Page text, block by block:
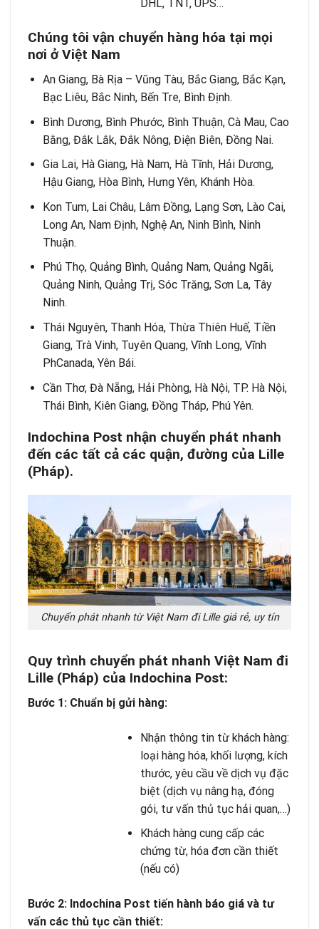
DHL, TNT, UPS…
Chúng tôi vận chuyển hàng hóa tại mọi
nơi ở Việt Nam
An Giang, Bà Rịa – Vũng Tàu, Bắc Giang, Bắc Kạn,
Bạc Liêu, Bắc Ninh, Bến Tre, Bình Định.
Bình Dương, Bình Phước, Bình Thuận, Cà Mau, Cao
Bằng, Đắk Lắk, Đắk Nông, Điện Biên, Đồng Nai.
Gia Lai, Hà Giang, Hà Nam, Hà Tĩnh, Hải Dương,
Hậu Giang, Hòa Bình, Hưng Yên, Khánh Hòa.
Kon Tum, Lai Châu, Lâm Đồng, Lạng Sơn, Lào Cai,
Long An, Nam Định, Nghệ An, Ninh Bình, Ninh
Thuận.
Phú Thọ, Quảng Bình, Quảng Nam, Quảng Ngãi,
Quảng Ninh, Quảng Trị, Sóc Trăng, Sơn La, Tây
Ninh.
Thái Nguyên, Thanh Hóa, Thừa Thiên Huế, Tiền
Giang, Trà Vinh, Tuyên Quang, Vĩnh Long, Vĩnh
PhCanada, Yên Bái.
Cần Thơ, Đà Nẵng, Hải Phòng, Hà Nội, TP. Hà Nội,
Thái Bình, Kiên Giang, Đồng Tháp, Phú Yên.
Indochina Post nhận chuyển phát nhanh
đến các tất cả các quận, đường của Lille
(Pháp).
Chuyển phát nhanh từ Việt Nam đi Lille giá rẻ, uy tín
Quy trình chuyển phát nhanh Việt Nam đi
Lille (Pháp) của Indochina Post:
Bước 1: Chuẩn bị gửi hàng:
Nhận thông tin từ khách hàng:
loại hàng hóa, khối lượng, kích
thước, yêu cầu về dịch vụ đặc
biệt (dịch vụ nâng hạ, đóng
gói, tư vấn thủ tục hải quan,…)
Khách hàng cung cấp các
chứng từ, hóa đơn cần thiết
(nếu có)
Bước 2: Indochina Post tiến hành báo giá và tư
vấn các thủ tục cần thiết: